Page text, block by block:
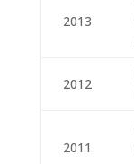
2013
2012
2011